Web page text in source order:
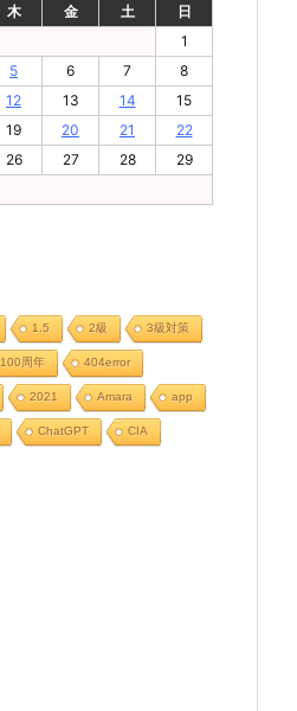
木 金 土
日
1
5 6 7
8
12 13 14
15
19 20 21
22
26 27 28
29
1.5 2級 3級対策
100周年 404error
2021 Amara app
ChatGPT CIA